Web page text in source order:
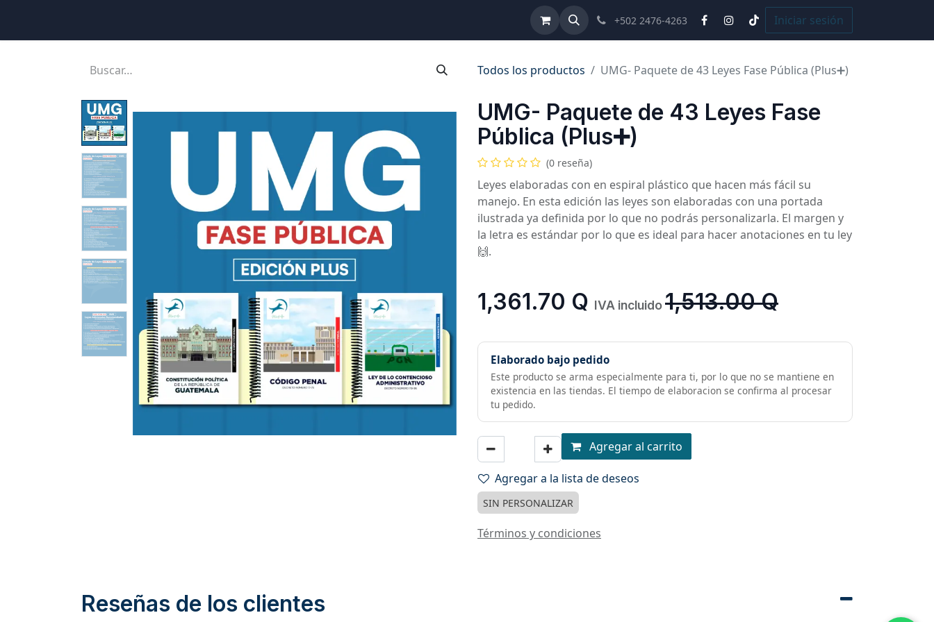
Términos y Condiciones Ayuda Cursos
+502 2476-4263 Iniciar sesión
Todos los productos UMG- Paquete de 43 Leyes Fase Pública (Plus➕)
UMG- Paquete de 43 Leyes Fase
Pública (Plus➕)
(0 reseña)
Leyes elaboradas con en espiral plástico que hacen más fácil su
manejo. En esta edición las leyes son elaboradas con una portada
ilustrada ya definida por lo que no podrás personalizarla. El margen y
la letra es estándar por lo que es ideal para hacer anotaciones en tu ley
🙌.
1,361.70 Q IVA incluido1,513.00Q
Elaborado bajo pedido
Este producto se arma especialmente para ti, por lo que no se mantiene en
existencia en las tiendas. El tiempo de elaboracion se confirma al procesar
tu pedido.
Agregar al carrito
Agregar a la lista de deseos
SIN PERSONALIZAR
Términos y condiciones
Reseñas de los clientes